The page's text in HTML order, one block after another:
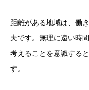
距離がある地域は、働
夫です。無理に遠い時
考えることを意識する
す。